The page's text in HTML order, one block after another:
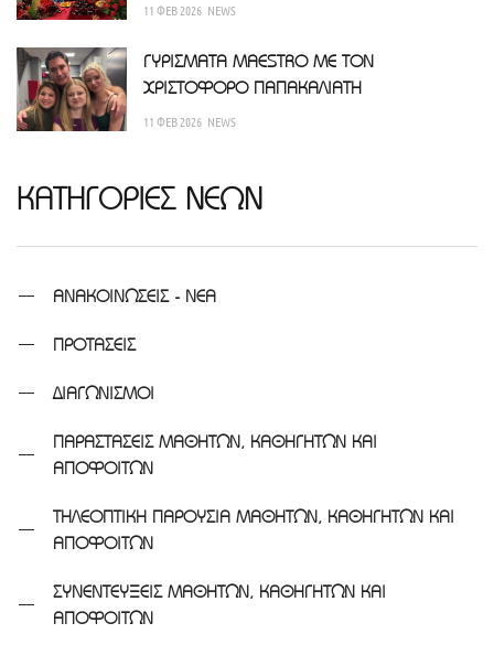
11 ΦΕΒ 2026 NEWS
ΓΥΡΙΣΜΑΤΑ MAESTRO ΜΕ ΤΟΝ
ΧΡΙΣΤΟΦΟΡΟ ΠΑΠΑΚΑΛΙΑΤΗ
11 ΦΕΒ 2026 NEWS
ΚΑΤΗΓΟΡΙΕΣ ΝΕΩΝ
ΑΝΑΚΟΙΝΩΣΕΙΣ - ΝΕΑ
ΠΡΟΤΑΣΕΙΣ
ΔΙΑΓΩΝΙΣΜΟΙ
ΠΑΡΑΣΤΑΣΕΙΣ ΜΑΘΗΤΩΝ, ΚΑΘΗΓΗΤΩΝ ΚΑΙ
ΑΠΟΦΟΙΤΩΝ
ΤΗΛΕΟΠΤΙΚΗ ΠΑΡΟΥΣΙΑ ΜΑΘΗΤΩΝ, ΚΑΘΗΓΗΤΩΝ ΚΑΙ
ΑΠΟΦΟΙΤΩΝ
ΣΥΝΕΝΤΕΥΞΕΙΣ ΜΑΘΗΤΩΝ, ΚΑΘΗΓΗΤΩΝ ΚΑΙ
ΑΠΟΦΟΙΤΩΝ